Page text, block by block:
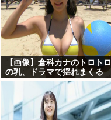
【画像】倉科カナのトロトロ
の乳、ドラマで揺れまくる
www